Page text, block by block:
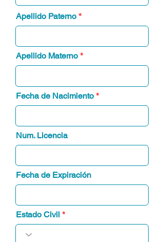
Apellido Paterno
Apellido Materno
Fecha de Nacimiento *r
e
i
e
Num. Licencia
Fecha de Expiración
Estado Civil